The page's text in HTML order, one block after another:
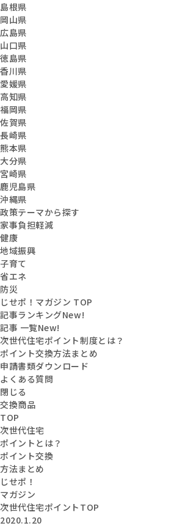
島根県
岡山県
広島県
山口県
徳島県
香川県
愛媛県
高知県
福岡県
佐賀県
長崎県
熊本県
大分県
宮崎県
鹿児島県
沖縄県
政策テーマから探す
家事負担軽減
健康
地域振興
子育て
省エネ
防災
じせポ！マガジン TOP
記事ランキングNew!
記事 一覧New!
次世代住宅ポイント制度とは？
ポイント交換方法まとめ
申請書類ダウンロード
よくある質問
閉じる
交換商品
TOP
次世代住宅
ポイントとは？
ポイント交換
方法まとめ
じせポ！
マガジン
次世代住宅ポイントTOP
2020.1.20